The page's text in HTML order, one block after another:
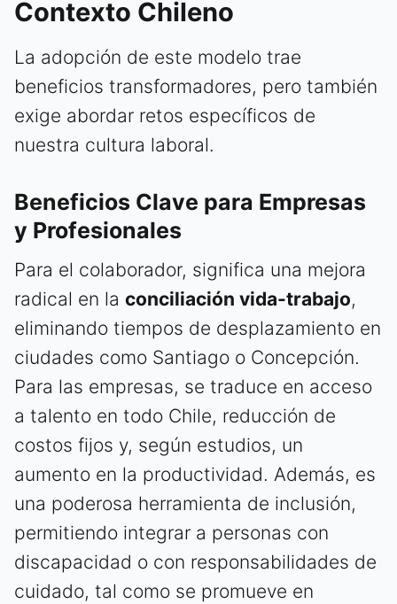
Contexto Chileno
La adopción de este modelo trae
beneficios transformadores, pero también
exige abordar retos específicos de
nuestra cultura laboral.
Beneficios Clave para Empresas
y Profesionales
Para el colaborador, significa una mejora
radical en la conciliación vida-trabajo,
eliminando tiempos de desplazamiento en
ciudades como Santiago o Concepción.
Para las empresas, se traduce en acceso
a talento en todo Chile, reducción de
costos fijos y, según estudios, un
aumento en la productividad. Además, es
una poderosa herramienta de inclusión,
permitiendo integrar a personas con
discapacidad o con responsabilidades de
cuidado, tal como se promueve en